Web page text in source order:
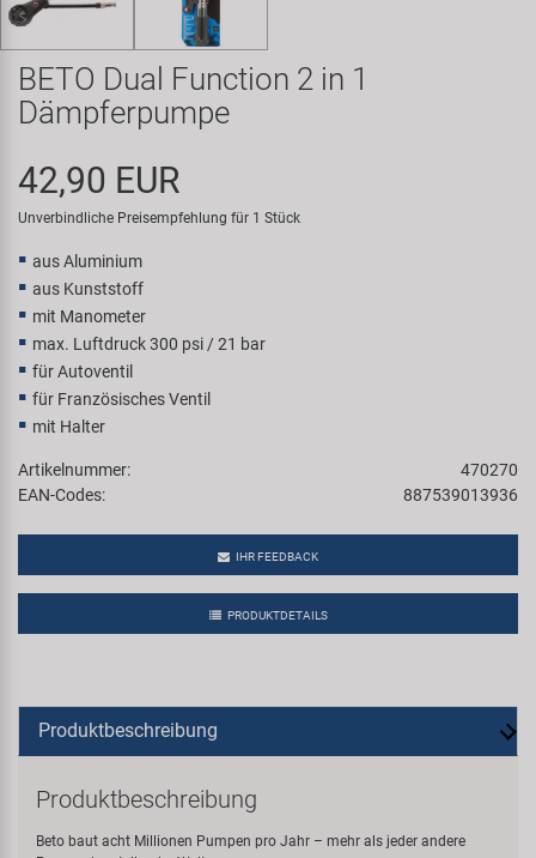
Samox
Smart
Super B
Trail-Gator
Velo
Markenübersicht
BETO Dual Function 2 in 1
Dämpferpumpe
42,90 EUR
Unverbindliche Preisempfehlung für 1 Stück
aus Aluminium
aus Kunststoff
mit Manometer
max. Luftdruck 300 psi / 21 bar
für Autoventil
für Französisches Ventil
mit Halter
Artikelnummer:
470270
EAN-Codes:
887539013936
IHR FEEDBACK
PRODUKTDETAILS
Produktbeschreibung
Produktbeschreibung
Beto baut acht Millionen Pumpen pro Jahr – mehr als jeder andere